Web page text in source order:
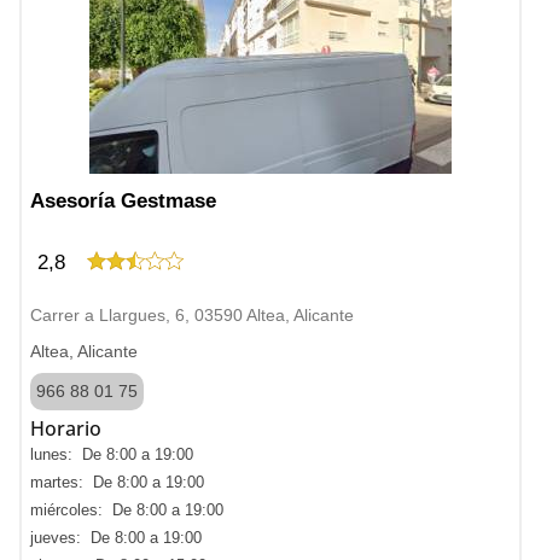
Asesoría Gestmase
2,8
Carrer a Llargues, 6, 03590 Altea, Alicante
Altea, Alicante
966 88 01 75
Horario
lunes: De 8:00 a 19:00
martes: De 8:00 a 19:00
miércoles: De 8:00 a 19:00
jueves: De 8:00 a 19:00